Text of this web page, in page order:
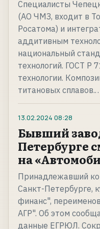
Специалисты
(АО ЧМЗ, входит в
Росатома) и
аддитивным
национальный
технологий. ГОСТ
технологии.
титановых
13.02.2024 08:28
Бывший
Петербурге
на
Принадлежавший
Санкт-Петербурге,
финанс",
АГР". Об этом
данные ЕГРЮЛ.